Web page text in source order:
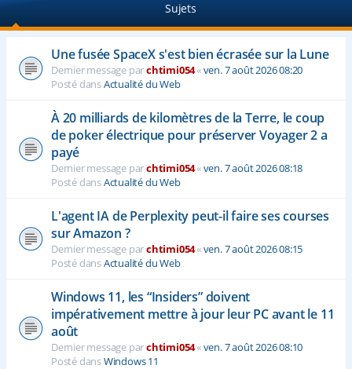
Sujets
Une fusée SpaceX s'est bien écrasée sur la Lune
Dernier message parchtimi054«ven. 7 août 2026 08:20
Posté dansActualité du Web
À 20 milliards de kilomètres de la Terre, le coup
de poker électrique pour préserver Voyager 2 a
payé
Dernier message parchtimi054«ven. 7 août 2026 08:18
Posté dansActualité du Web
L'agent IA de Perplexity peut-il faire ses courses
sur Amazon ?
Dernier message parchtimi054«ven. 7 août 2026 08:15
Posté dansActualité du Web
Windows 11, les “Insiders” doivent
impérativement mettre à jour leur PC avant le 11
août
Dernier message parchtimi054«ven. 7 août 2026 08:10
Posté dansWindows 11